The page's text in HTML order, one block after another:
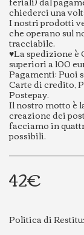
chiederci una
I nostri prodotti
che operano sul
tracciabile.
♥️La spedizione è
superiori a 100
Pagamenti: Puoi
Carte di credito,
Postepay.
Il nostro motto è
creazione dei
facciamo in
possibili.
42€
Politica di